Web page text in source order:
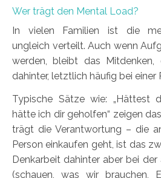
Wer trägt den Mental Load?
In vielen Familien ist die
ungleich verteilt. Auch wenn
werden, bleibt das Mitdenken,
dahinter, letztlich häufig bei einer
Typische Sätze wie: „Hättest
hätte ich dir geholfen“ zeigen
trägt die Verantwortung – die
Person einkaufen geht, ist das
Denkarbeit dahinter aber bei
(schauen, was wir brauchen,